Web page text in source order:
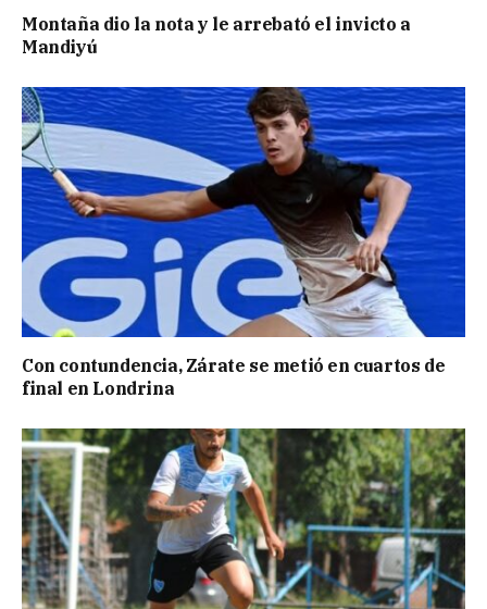
Montaña dio la nota y le arrebató el invicto a
Mandiyú
Con contundencia, Zárate se metió en cuartos de
final en Londrina